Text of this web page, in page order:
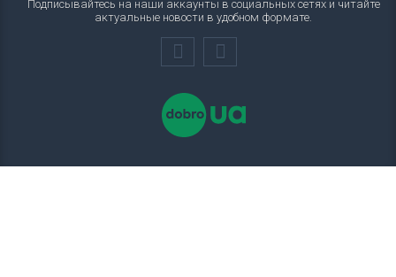
Подписывайтесь на наши аккаунты в социальных сетях и читайте
актуальные новости в удобном формате.